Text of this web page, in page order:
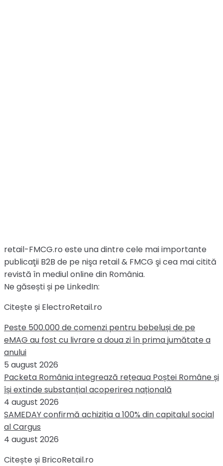
retail-FMCG.ro este una dintre cele mai importante
publicaţii B2B de pe nişa retail & FMCG şi cea mai citită
revistă în mediul online din România.
Ne găsești și pe LinkedIn:
Citește și ElectroRetail.ro
Peste 500.000 de comenzi pentru bebeluși de pe
eMAG au fost cu livrare a doua zi în prima jumătate a
anului
5 august 2026
Packeta România integrează rețeaua Poștei Române și
își extinde substanțial acoperirea națională
4 august 2026
SAMEDAY confirmă achiziția a 100% din capitalul social
al Cargus
4 august 2026
Citește și BricoRetail.ro